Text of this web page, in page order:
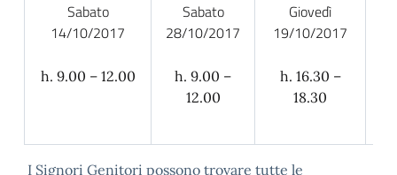
Sabato
14/10/2017
h. 9.00 – 12.00
Sabato
28/10/2017
h. 9.00 –
12.00
Giovedì
19/10/2017
h. 16.30 –
18.30
I Signori Genitori possono trovare tutte le